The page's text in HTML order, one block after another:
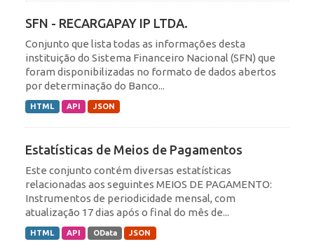
SFN - RECARGAPAY IP LTDA.
Conjunto que lista todas as informações desta
instituição do Sistema Financeiro Nacional (SFN) que
foram disponibilizadas no formato de dados abertos
por determinação do Banco...
HTML API JSON
Estatísticas de Meios de Pagamentos
Este conjunto contém diversas estatísticas
relacionadas aos seguintes MEIOS DE PAGAMENTO:
Instrumentos de periodicidade mensal, com
atualização 17 dias após o final do mês de...
HTML API OData JSON